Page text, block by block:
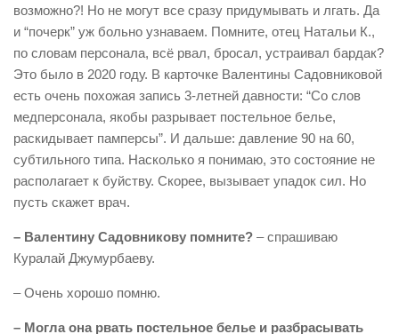
возможно?! Но не могут все сразу придумывать и лгать. Да
и “почерк” уж больно узнаваем. Помните, отец Натальи К.,
по словам персонала, всё рвал, бросал, устраивал бардак?
Это было в 2020 году. В карточке Валентины Садовниковой
есть очень похожая запись 3-летней давности: “Со слов
медперсонала, якобы разрывает постельное белье,
раскидывает памперсы”. И дальше: давление 90 на 60,
субтильного типа. Насколько я понимаю, это состояние не
располагает к буйству. Скорее, вызывает упадок сил. Но
пусть скажет врач.
– Валентину Садовникову помните? – спрашиваю
Куралай Джумурбаеву.
– Очень хорошо помню.
– Могла она рвать постельное белье и разбрасывать